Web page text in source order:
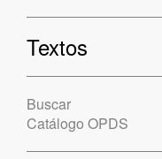
Textos
Buscar
Catálogo OPDS